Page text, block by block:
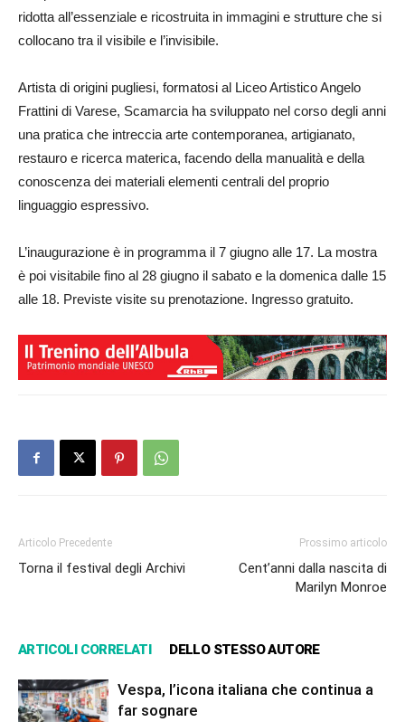
ridotta all’essenziale e ricostruita in immagini e strutture che si
collocano tra il visibile e l’invisibile.
Artista di origini pugliesi, formatosi al Liceo Artistico Angelo
Frattini di Varese, Scamarcia ha sviluppato nel corso degli anni
una pratica che intreccia arte contemporanea, artigianato,
restauro e ricerca materica, facendo della manualità e della
conoscenza dei materiali elementi centrali del proprio
linguaggio espressivo.
L’inaugurazione è in programma il 7 giugno alle 17. La mostra
è poi visitabile fino al 28 giugno il sabato e la domenica dalle 15
alle 18. Previste visite su prenotazione. Ingresso gratuito.
Articolo Precedente
Torna il festival degli Archivi
Prossimo articolo
Cent’anni dalla nascita di
Marilyn Monroe
ARTICOLI CORRELATI DELLO STESSO AUTORE
Vespa, l’icona italiana che continua a
far sognare